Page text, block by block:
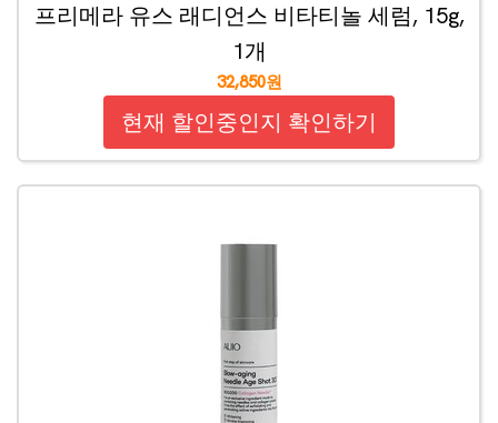
프리메라 유스 래디언스 비타티놀 세럼, 15g,
1개
32,850원
현재 할인중인지 확인하기